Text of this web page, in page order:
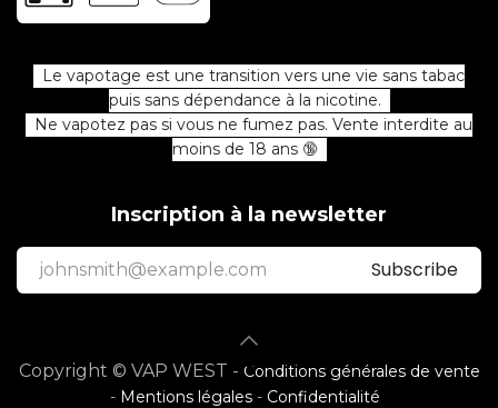
Le vapotage est une transition vers une vie sans tabac
puis sans dépendance à la nicotine.
Ne vapotez pas si vous ne fumez pas. Vente interdite au
moins de 18 ans 🔞
Inscription à la newsletter
Subscribe
Copyright © VAP WEST - Conditions générales de vente
- Mentions légales- Confidentialité